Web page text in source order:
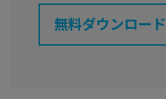
無料ダウンロード